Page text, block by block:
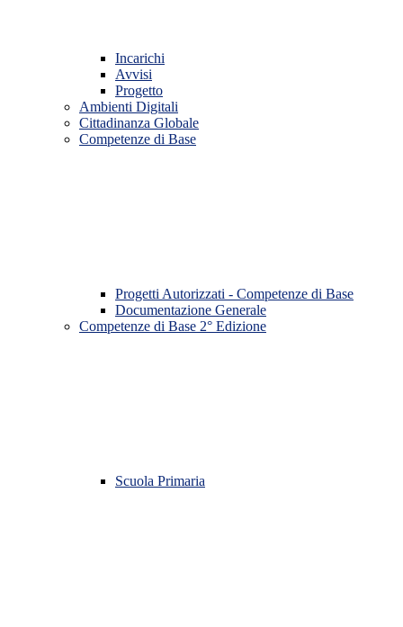
Incarichi
Avvisi
Progetto
Ambienti Digitali
Cittadinanza Globale
Competenze di Base
Progetti Autorizzati - Competenze di Base
Documentazione Generale
Competenze di Base 2° Edizione
Scuola Primaria